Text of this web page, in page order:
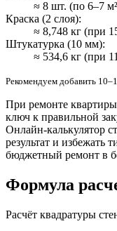
≈ 8 шт. (по 6–7
Краска (2 слоя):
≈ 8,748 кг (при
Штукатурка (10 мм):
≈ 534,6 кг (при
Рекомендуем добавить
При ремонте
ключ к правильной
Онлайн-калькулятор
результат и
бюджетный ремонт в
Формула
Расчёт квадратуры